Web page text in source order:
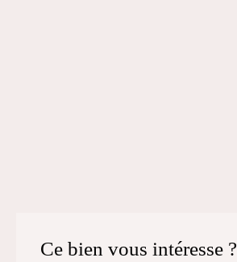
Ce bien vous intéresse ?